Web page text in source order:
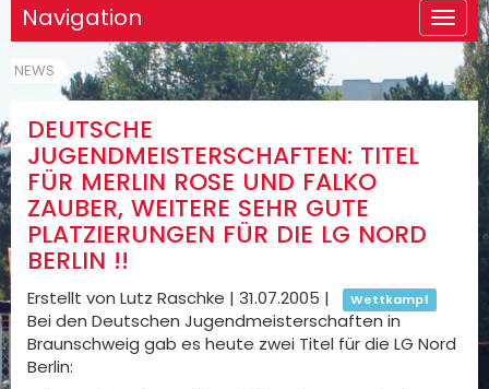
Navigation
NEWS
DEUTSCHE
JUGENDMEISTERSCHAFTEN: TITEL
FÜR MERLIN ROSE UND FALKO
ZAUBER, WEITERE SEHR GUTE
PLATZIERUNGEN FÜR DIE LG NORD
BERLIN !!
Erstellt von Lutz Raschke | 31.07.2005 | Wettkampf
Bei den Deutschen Jugendmeisterschaften in
Braunschweig gab es heute zwei Titel für die LG Nord
Berlin: